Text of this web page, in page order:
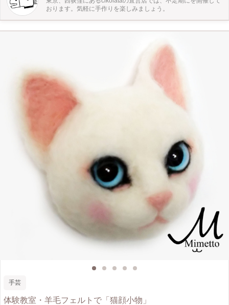
レーション 2000円+税 オプション アクリル絵の具ペイント 片面 500円
+税 cikolataからサービスで、布用クレヨンを提供するのでご自由にお使いくだ
さい。 概要 ・生成りのトートバッグを使用 大きさ 縦360mm 横360mm マ
チ100mm ・写真は床で作業していますが、実際はテーブルを使います。 ワーク
おります。気軽に手作りを楽しみましょう。
手芸
体験教室・羊毛フェルトで「猫顔小物」